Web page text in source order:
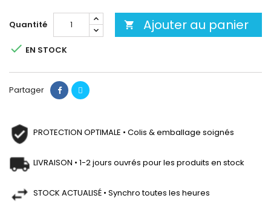
Quantité  Ajouter au panier
 EN STOCK
Partager
PROTECTION OPTIMALE • Colis & emballage soignés
LIVRAISON • 1-2 jours ouvrés pour les produits en stock
STOCK ACTUALISÉ • Synchro toutes les heures